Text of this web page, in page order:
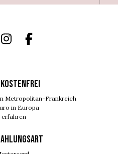
Metropolitan-Frankreich
in Europa
erfahren